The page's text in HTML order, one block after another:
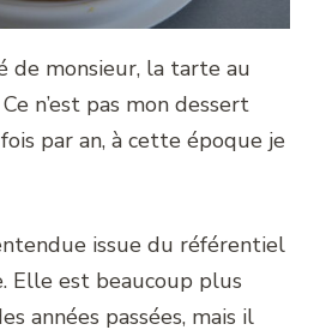
de monsieur, la tarte au
n’est pas mon dessert
par an, à cette époque je
issue du référentiel
Elle est beaucoup plus
années passées, mais il